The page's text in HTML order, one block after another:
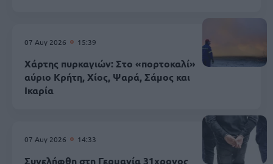
07 Αυγ 2026 15:39
Χάρτης πυρκαγιών: Στο «πορτοκαλί»
αύριο Κρήτη, Χίος, Ψαρά, Σάμος και
Ικαρία
07 Αυγ 2026 14:33
Συνελήφθη στη Γερμανία 31χρονος